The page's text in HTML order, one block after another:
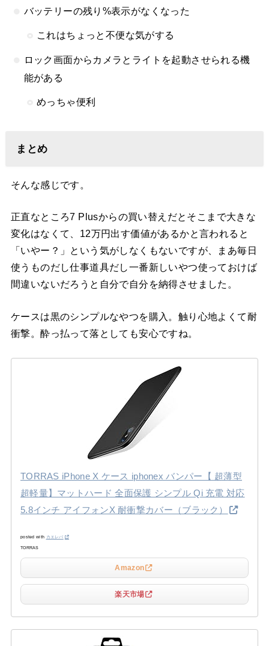
バッテリーの残り%表示がなくなった
これはちょっと不便な気がする
ロック画面からカメラとライトを起動させられる機
能がある
めっちゃ便利
まとめ
そんな感じです。
正直なところ7 Plusからの買い替えだとそこまで大きな
変化はなくて、12万円出す価値があるかと言われると
「いやー？」という気がしなくもないですが、まあ毎日
使うものだし仕事道具だし一番新しいやつ使っておけば
間違いないだろうと自分で自分を納得させました。
ケースは黒のシンプルなやつを購入。触り心地よくて耐
衝撃。酔っ払って落としても安心ですね。
TORRAS iPhone X ケース iphonex バンパー【 超薄型
超軽量】マットハード 全面保護 シンプル Qi 充電 対応
5.8インチ アイフォンX 耐衝撃カバー（ブラック）
posted with カエレバ
TORRAS
Amazon
楽天市場